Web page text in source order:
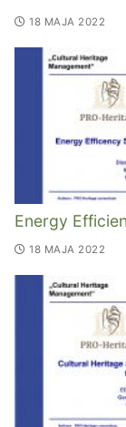
18 MAJA 2022
Energy
18 MAJA 2022